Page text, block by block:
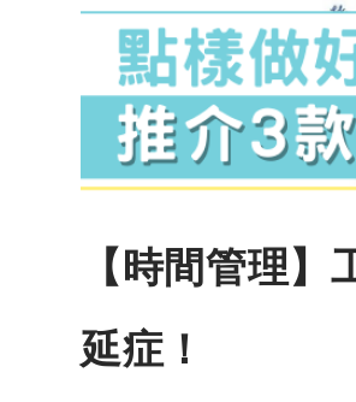
【時間管理
延症！